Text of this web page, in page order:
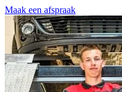
Maak een afspraak